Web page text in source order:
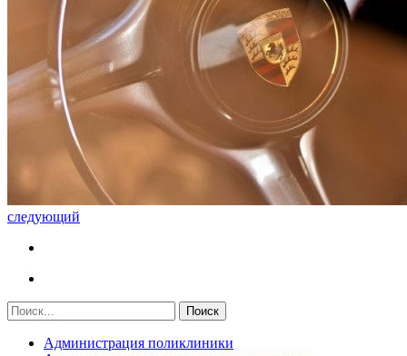
следующий
Администрация поликлиники